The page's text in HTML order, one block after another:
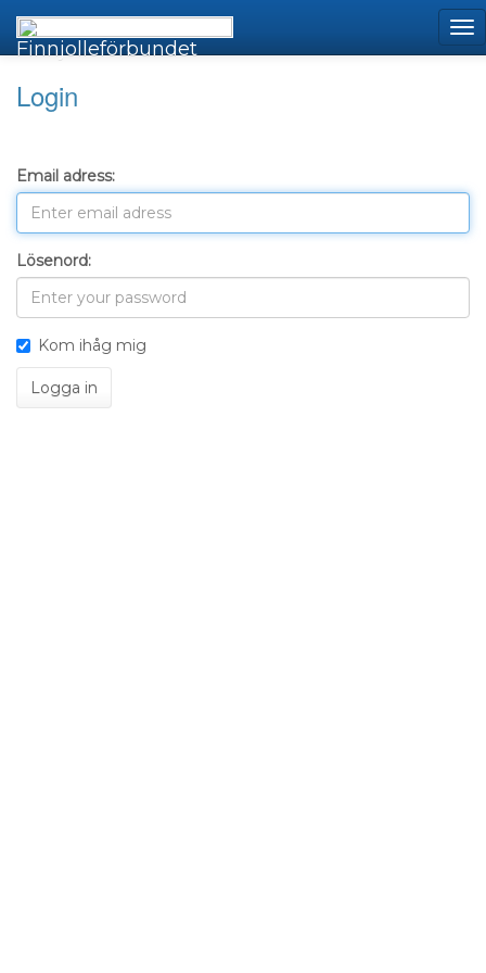
Finnjolleförbundet
Login
Email adress:
Lösenord:
Kom ihåg mig
Logga in